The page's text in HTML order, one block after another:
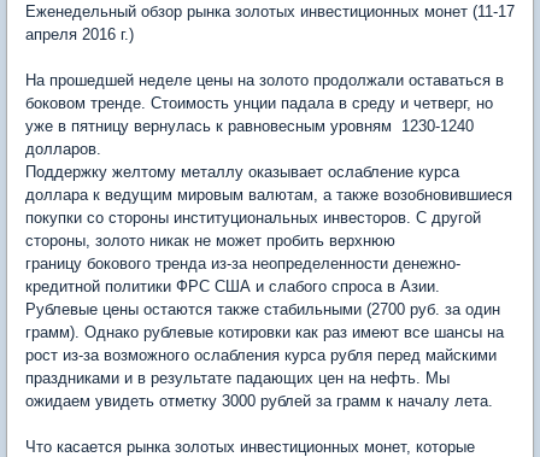
Еженедельный обзор рынка золотых инвестиционных монет (11-17
апреля 2016 г.)
На прошедшей неделе цены на золото продолжали оставаться в
боковом тренде. Стоимость унции падала в среду и четверг, но
уже в пятницу вернулась к равновесным уровням 1230-1240
долларов.
Поддержку желтому металлу оказывает ослабление курса
доллара к ведущим мировым валютам, а также возобновившиеся
покупки со стороны институциональных инвесторов. С другой
стороны, золото никак не может пробить верхнюю
границу бокового тренда из-за неопределенности денежно-
кредитной политики ФРС США и слабого спроса в Азии.
Рублевые цены остаются также стабильными (2700 руб. за один
грамм). Однако рублевые котировки как раз имеют все шансы на
рост из-за возможного ослабления курса рубля перед майскими
праздниками и в результате падающих цен на нефть. Мы
ожидаем увидеть отметку 3000 рублей за грамм к началу лета.
Что касается рынка золотых инвестиционных монет, которые